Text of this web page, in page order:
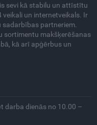
sevi kā stabilu un attīstītu
un internetveikals. Ir
partneriem.
sortimentu makšķerēšanas
kā arī apģērbus un
darba dienās no 10.00 –